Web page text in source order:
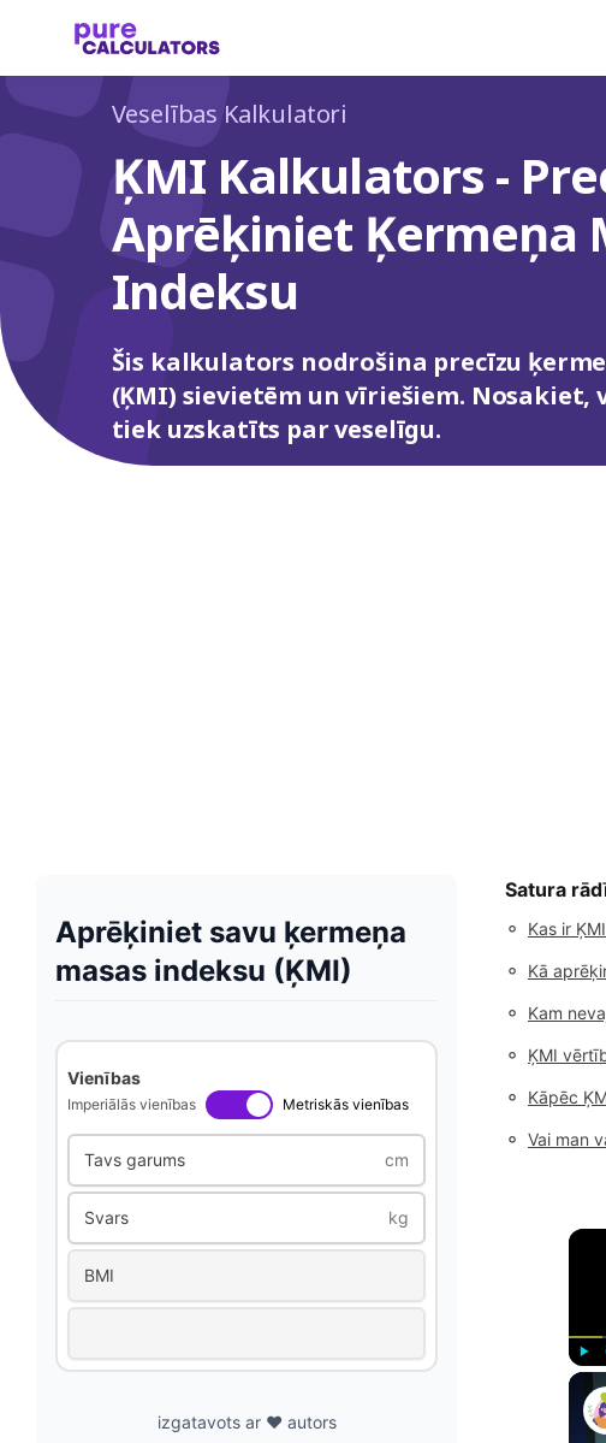
Veselības Kalkulatori
ĶMI Kalkulators -
Aprēķiniet Ķermeņa
Indeksu
Šis kalkulators nodrošina precīzu
(ĶMI) sievietēm un vīriešiem. Nosakiet,
tiek uzskatīts par veselīgu.
Aprēķiniet savu ķermeņa
masas indeksu (ĶMI)
Vienības
Imperiālās vienības Metriskās vienības
Tavs garums cm
Svars kg
BMI
izgatavots ar ❤️ autors
Satura
◦ Kas ir
◦ Kā
◦ Kam
◦ ĶMI
◦ Kāpēc
◦ Vai man